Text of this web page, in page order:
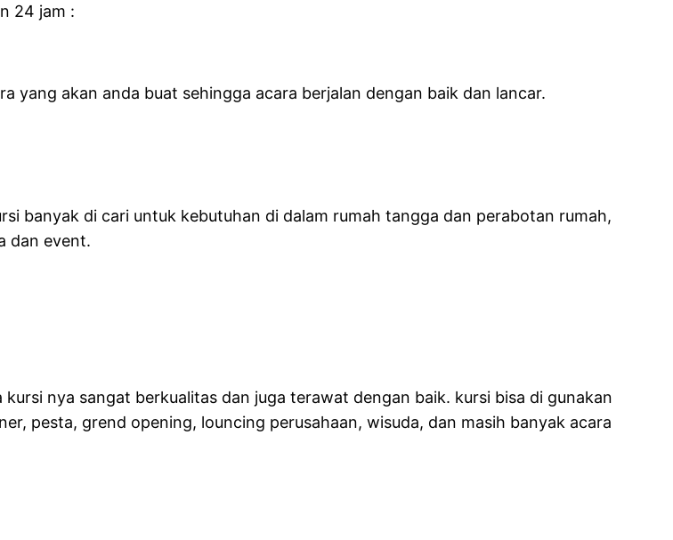
24 jam :
yang akan anda buat sehingga acara berjalan dengan baik dan lancar.
banyak di cari untuk kebutuhan di dalam rumah tangga dan perabotan rumah,
dan event.
nya sangat berkualitas dan juga terawat dengan baik. kursi bisa di gunakan
pesta, grend opening, louncing perusahaan, wisuda, dan masih banyak acara